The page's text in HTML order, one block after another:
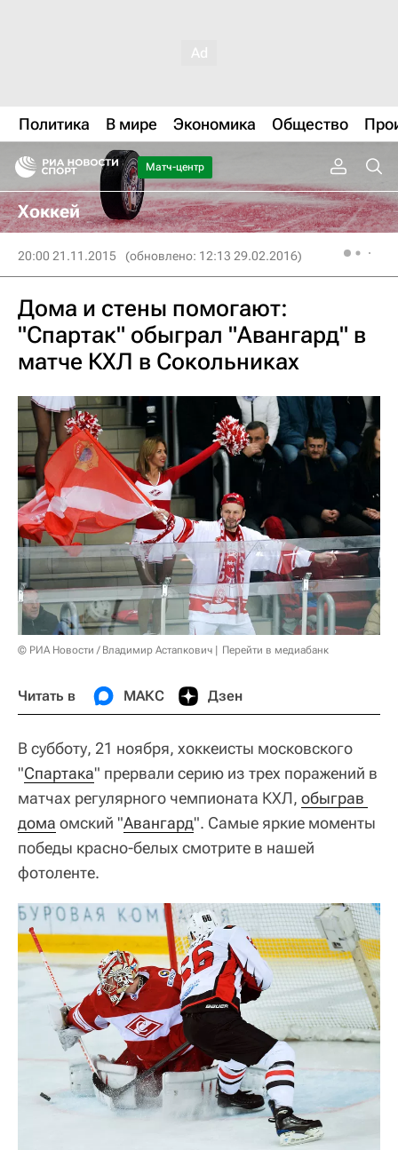
Политика В мире Экономика Общество
Матч-центр
Хоккей
20:00 21.11.2015 (обновлено: 12:13 29.02.2016)
Дома и стены помогают:
"Спартак" обыграл "Авангард" в
матче КХЛ в Сокольниках
© РИА Новости / Владимир Астапкович Перейти в медиабанк
Читать в МАКС Дзен
В субботу, 21 ноября, хоккеисты московского
"Спартака" прервали серию из трех поражений в
матчах регулярного чемпионата КХЛ, обыграв
дома омский "Авангард". Самые яркие моменты
победы красно-белых смотрите в нашей
фотоленте.